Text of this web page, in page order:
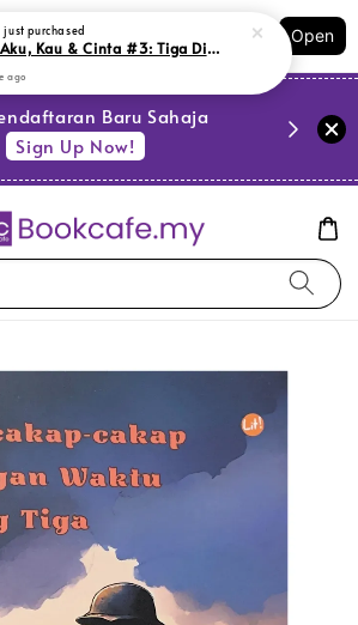
Track Your Order
Trusted Shops
Open
Baru Sahaja
Sign Up Now!
just purchased
(BL) Aku, Kau & Cinta #3: Tiga Dimensi (M15,BM09,SR)
ago